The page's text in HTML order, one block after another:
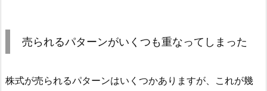
売られるパターンがいくつも重なってしまった
株式が売られるパターンはいくつかありますが、これが幾